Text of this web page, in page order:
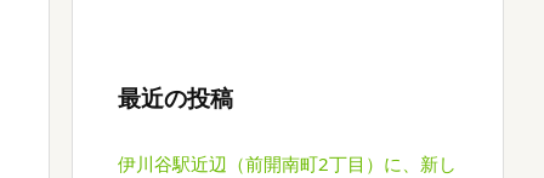
最近の投稿
伊川谷駅近辺（前開南町2丁目）に、新し